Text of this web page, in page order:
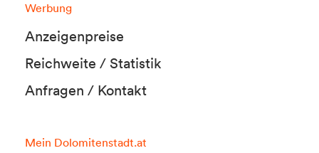
Werbung
Anzeigenpreise
Reichweite / Statistik
Anfragen / Kontakt
Mein Dolomitenstadt.at